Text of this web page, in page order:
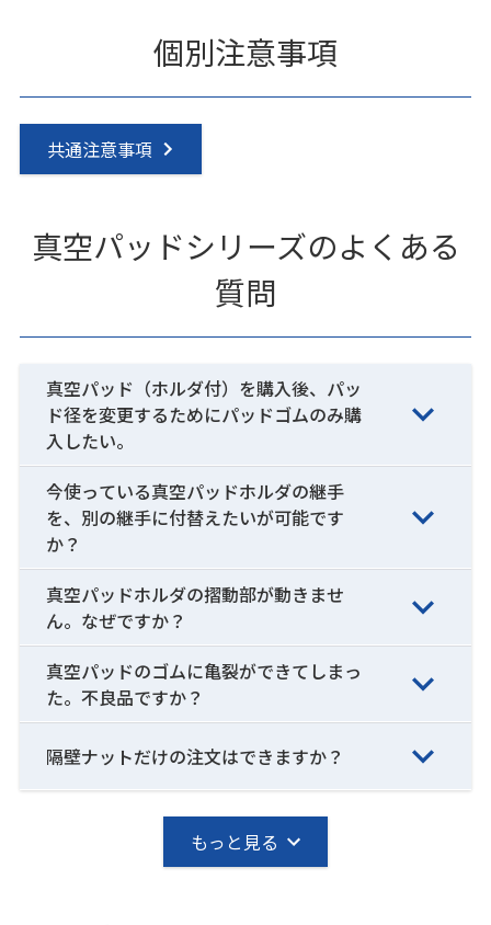
個別注意事項
共通注意事項
真空パッドシリーズのよくある
質問
真空パッド（ホルダ付）を購入後、パッ
ド径を変更するためにパッドゴムのみ購
入したい。
今使っている真空パッドホルダの継手
を、別の継手に付替えたいが可能です
か？
真空パッドホルダの摺動部が動きませ
ん。なぜですか？
真空パッドのゴムに亀裂ができてしまっ
た。不良品ですか？
隔壁ナットだけの注文はできますか？
もっと見る